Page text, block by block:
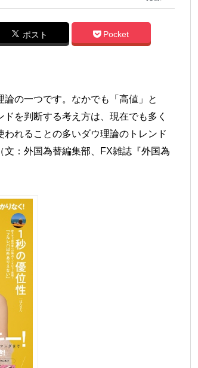
ポスト Pocket
の一つです。なかでも「高値」と
を判断する考え方は、現在でも多く
れることの多いダウ理論のトレンド
：外国為替編集部、FX雑誌『外国為